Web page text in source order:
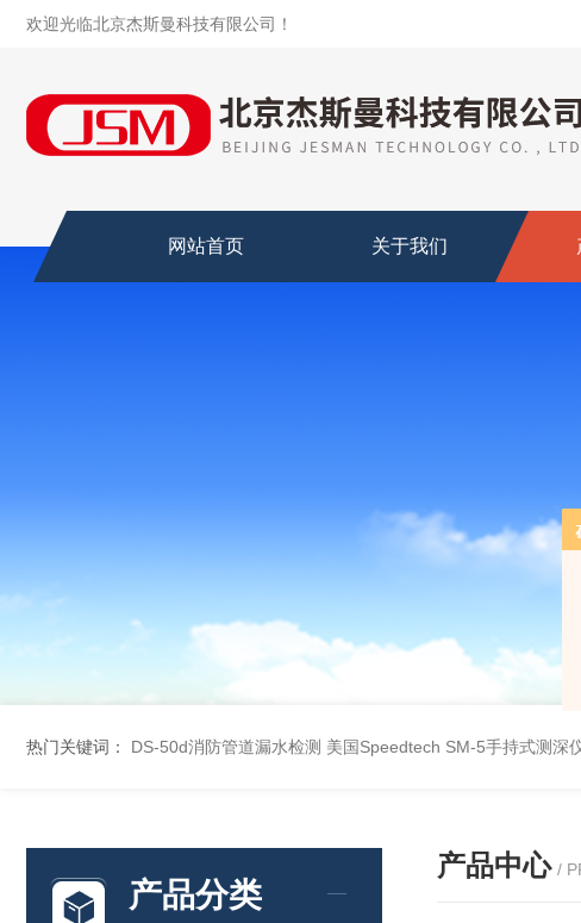
欢迎光临北京杰斯曼科技有限公司！
网站首页 关于我们
热门关键词： DS-50d消防管道漏水检测 美国Speedtech SM-5手持式测深
产品分类
产品中心 /